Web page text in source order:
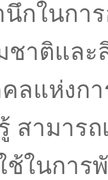
นึกในกา
ชาติและ
ลแห่งก
สามาร
ช้ในกา